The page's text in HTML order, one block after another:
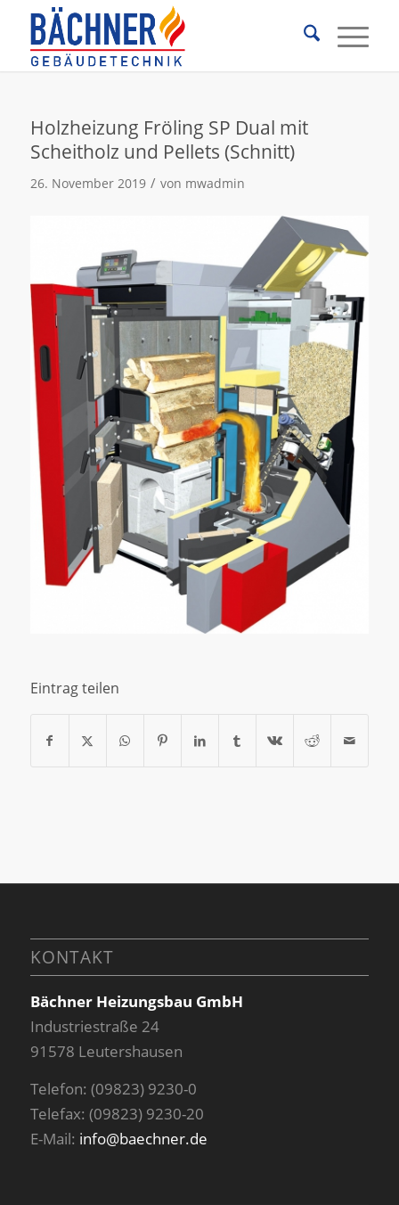
Holzheizung Fröling SP Dual mit
Scheitholz und Pellets (Schnitt)
26. November 2019 / von mwadmin
Eintrag teilen
KONTAKT
Bächner Heizungsbau GmbH
Industriestraße 24
91578 Leutershausen
Telefon: (09823) 9230-0
Telefax: (09823) 9230-20
E-Mail: info@baechner.de